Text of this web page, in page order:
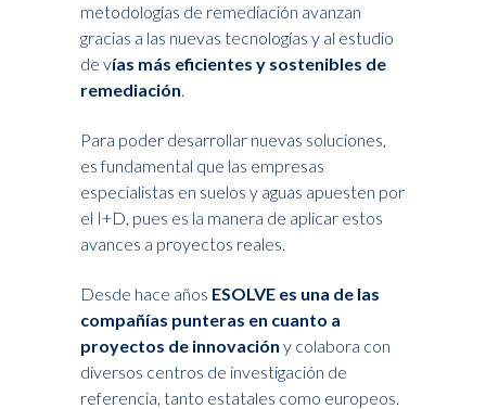
metodologías de remediación avanzan
gracias a las nuevas tecnologías y al estudio
de vías más eficientes y sostenibles de
remediación.
Para poder desarrollar nuevas soluciones,
es fundamental que las empresas
especialistas en suelos y aguas apuesten por
el I+D, pues es la manera de aplicar estos
avances a proyectos reales.
Desde hace años ESOLVE es una de las
compañías punteras en cuanto a
proyectos de innovación y colabora con
diversos centros de investigación de
referencia, tanto estatales como europeos.